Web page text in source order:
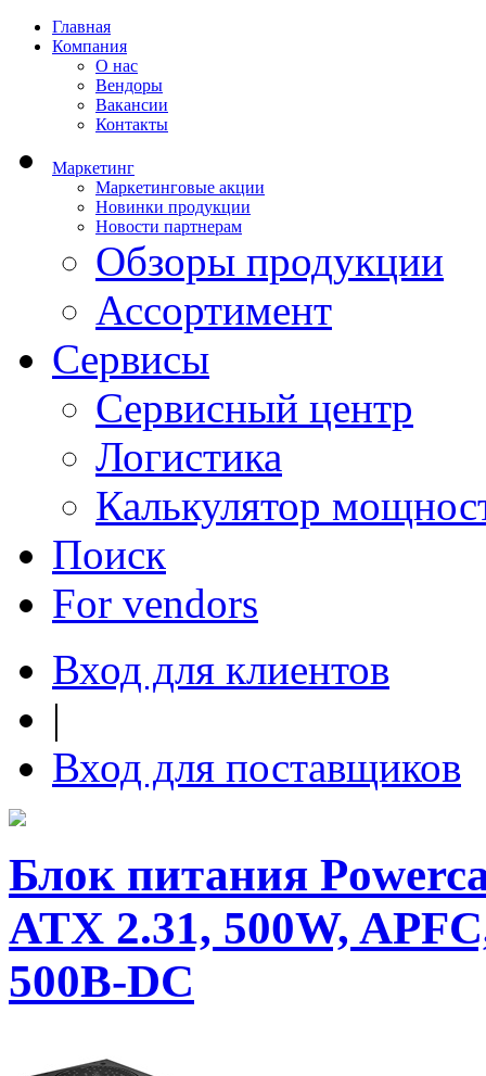
Главная
Компания
О нас
Вендоры
Вакансии
Контакты
Маркетинг
Маркетинговые акции
Новинки продукции
Новости партнерам
Обзоры продукции
Ассортимент
Сервисы
Сервисный центр
Логистика
Калькулятор
Поиск
For vendors
Вход для клиентов
|
Вход для поставщиков
Блок питания
ATX 2.31, 500W,
500B-DC